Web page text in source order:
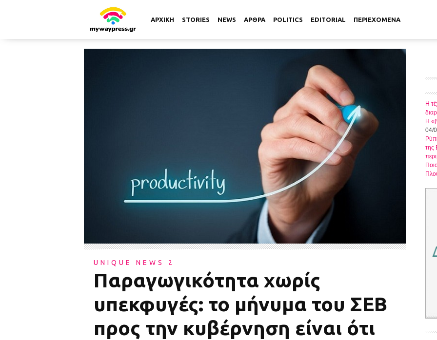
ΑΡΧΙΚΗ STORIES NEWS ΑΡΘΡΑ POLITICS EDITORIAL ΠΕΡΙΕΧΟΜΕΝΑ
UNIQUE NEWS 2
Παραγωγικότητα χωρίς
υπεκφυγές: το μήνυμα του ΣΕΒ
προς την κυβέρνηση είναι ότι
Η
Η
04/
της